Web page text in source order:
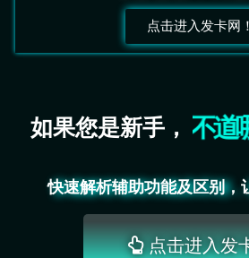
点击进入发卡网！
如果您是新手， 良心
快速解析辅助功能及区别，
点击进入发